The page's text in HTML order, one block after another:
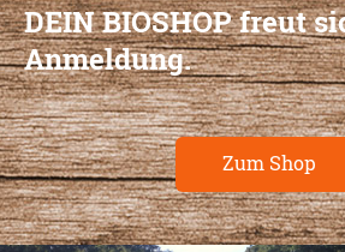
DEIN BIOSHOP freut
Anmeldung.
Zum Shop